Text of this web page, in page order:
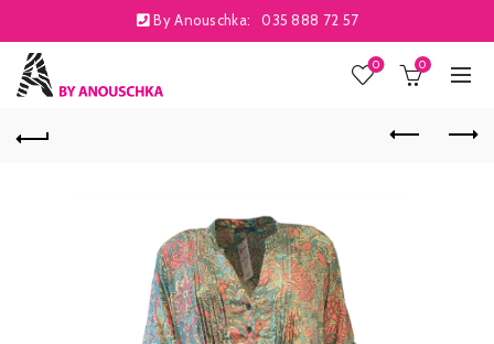
By Anouschka: 035 888 72 57
0 0